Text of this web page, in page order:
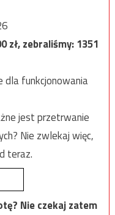
zł, zebraliśmy:1351
dla funkcjonowania
jest przetrwanie
Nie zwlekaj więc,
teraz.
Nie czekaj zatem